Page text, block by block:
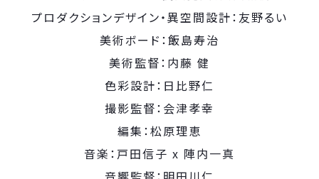
プロダクションデザイン・異空間設計：友野るい
美術ボード：飯島寿治
美術監督：内藤 健
色彩設計：日比野仁
撮影監督：会津孝幸
編集：松原理恵
音楽：戸田信子 x 陣内一真